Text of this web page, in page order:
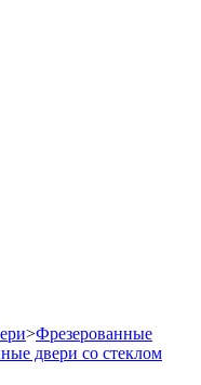
>Фрезерованные
двери со стеклом